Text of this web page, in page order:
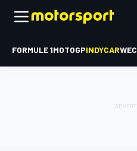
FORMULE 1MOTOGPINDYCARWEC